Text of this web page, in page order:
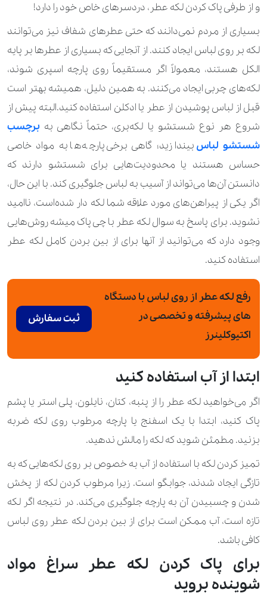
و از طرفی پاک کردن لکه عطر، دردسرهای خاص خود را دارد!
بسیاری از مردم نمی‌دانند که حتی عطرهای شفاف نیز می‌توانند
لکه بر روی لباس ایجاد کنند. از آنجایی که بسیاری از عطرها بر پایه
الکل هستند، معمولاً اگر مستقیماً روی پارچه اسپری شوند،
لکه‌های چربی ایجاد می‌کنند. به همین دلیل، همیشه بهتر است
قبل از لباس پوشیدن از عطر یا ادکلن استفاده کنید.البته پیش از
شروع هر نوع شستشو یا لکه‌بری، حتماً نگاهی به برچسب
شستشو لباس بیندازید؛ گاهی برخی پارچه‌ها به مواد خاصی
حساس هستند یا محدودیت‌هایی برای شستشو دارند که
دانستن آن‌ها می‌تواند از آسیب به لباس جلوگیری کند. با این حال،
اگر یکی از پیراهن‌های مورد علاقه شما لکه دار شده‌است، ناامید
نشوید. برای پاسخ به سوال لکه عطر با چی پاک میشه روش‌هایی
وجود دارد که می‌توانید از آنها برای از بین بردن کامل لکه عطر
استفاده کنید.
رفع لکه عطر از روی لباس با دستگاه
های پیشرفته و تخصصی در
اکتیوکلینرز
ثبت سفارش
ابتدا از آب استفاده کنید
اگر می‌خواهید لکه عطر را از پنبه، کتان، نایلون، پلی استر یا پشم
پاک کنید، ابتدا با یک اسفنج یا پارچه مرطوب روی لکه ضربه
بزنید. مطمئن شوید که لکه را مالش ندهید.
تمیز کردن لکه با استفاده از آب به خصوص بر روی لکه‌هایی که به
تازگی ایجاد شدند، جوابگو است. زیرا مرطوب کردن لکه از پخش
شدن و چسبیدن آن به پارچه جلوگیری می‌کند. در نتیجه اگر لکه
تازه است، آب ممکن است برای از بین بردن لکه عطر روی لباس
کافی باشد.
برای پاک کردن لکه عطر سراغ مواد
شوینده بروید